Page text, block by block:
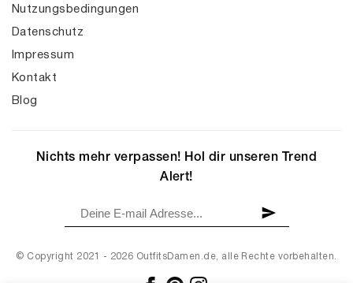
Nutzungsbedingungen
Datenschutz
Impressum
Kontakt
Blog
© Copyright 2021 - 2026 OutfitsDamen.de, alle Rechte vorbehalten.
Nichts mehr verpassen! Hol dir unseren Trend
Alert!